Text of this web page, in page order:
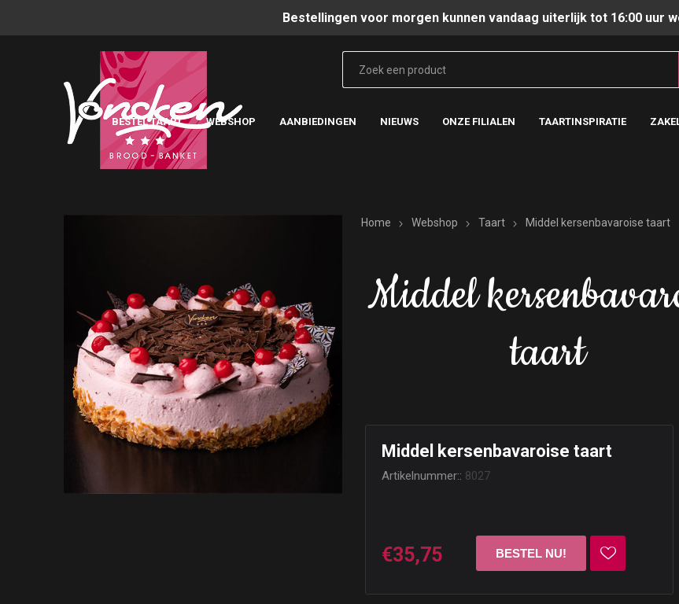
Bestellingen voor morgen kunnen vandaag uiterlijk tot 16:00 uur
BESTEL TAART WEBSHOP AANBIEDINGEN NIEUWS ONZE FILIALEN TAARTINSPIRATIE
Home Webshop Taart Middel kersenbavaroise taart
Middel
taart
Middel kersenbavaroise taart
Artikelnummer:: 8027
€35,75